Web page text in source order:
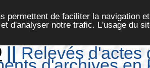
permettent de faciliter la navigation
d'analyser notre trafic. L'usage du
|| Relevés d'actes